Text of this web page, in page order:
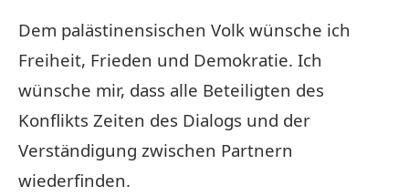
Dem palästinensischen Volk wünsche ich
Freiheit, Frieden und Demokratie. Ich
wünsche mir, dass alle Beteiligten des
Konflikts Zeiten des Dialogs und der
Verständigung zwischen Partnern
wiederfinden.